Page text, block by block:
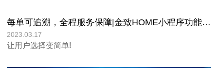
每单可追溯，全程服务保障|金致HOME小程序功能详细解答!
2023.03.17
让用户选择变简单!